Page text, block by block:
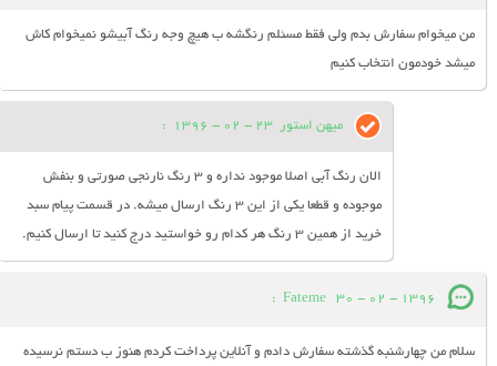
من میخوام سفارش بدم ولی فقط مسئلم رنگشه ب هیچ وجه رنگ آبیشو نمیخوام کاش
میشد خودمون انتخاب کنیم
میهن استور 23 - 02 - 1396
:
الان رنگ آبی اصلا موجود نداره و 3 رنگ نارنجی صورتی و بنفش
موجوده و قطعا یکی از این 3 رنگ ارسال میشه. در قسمت پیام سبد
خرید از همین 3 رنگ هر کدام رو خواستید درج کنید تا ارسال کنیم.
Fateme 30 - 02 - 1396
:
سلام من چهارشنبه گذشته سفارش دادم و آنلاین پرداخت کردم هنوز ب دستم نرسیده